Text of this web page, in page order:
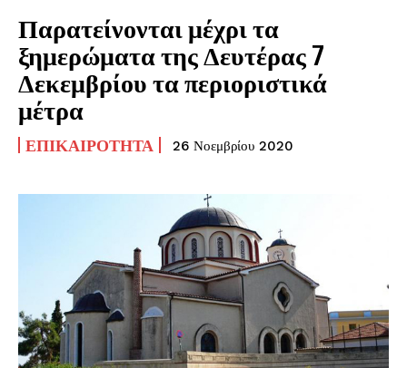
Παρατείνονται μέχρι τα
ξημερώματα της Δευτέρας 7
Δεκεμβρίου τα περιοριστικά
μέτρα
ΕΠΙΚΑΙΡΌΤΗΤΑ 26 Νοεμβρίου 2020